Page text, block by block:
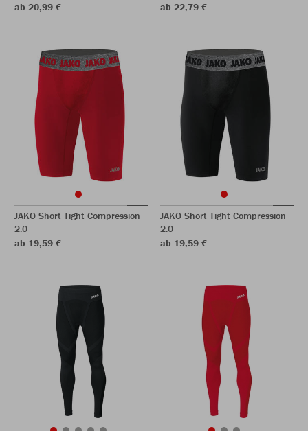
ab 20,99 €
ab 22,79 €
JAKO Short Tight Compression
2.0
ab 19,59 €
JAKO Short Tight Compression
2.0
ab 19,59 €